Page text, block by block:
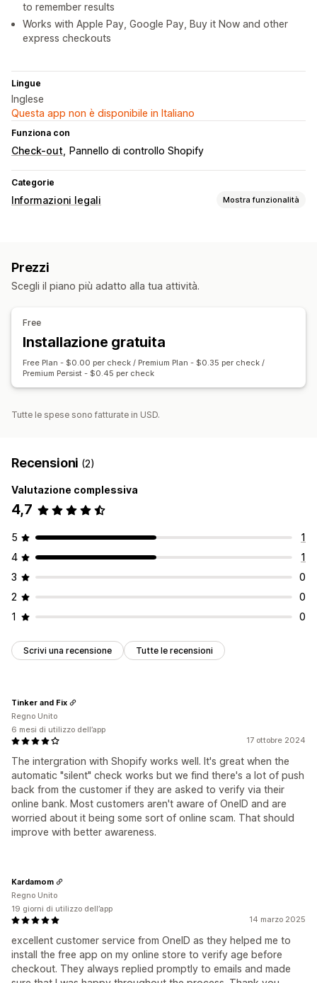
to remember results
Works with Apple Pay, Google Pay, Buy it Now and other
express checkouts
Lingue
Inglese
Questa app non è disponibile in Italiano
Funziona con
Check-out Pannello di controllo Shopify
Categorie
Informazioni legali Mostra funzionalità
Prezzi
Scegli il piano più adatto alla tua attività.
Free
Installazione gratuita
Free Plan - $0.00 per check / Premium Plan - $0.35 per check /
Premium Persist - $0.45 per check
Tutte le spese sono fatturate in USD.
Recensioni (2)
Valutazione complessiva
4,7
5
1
4
1
3
0
2
0
1
0
Scrivi una recensione Tutte le recensioni
17 ottobre 2024
The intergration with Shopify works well. It's great when the
automatic "silent" check works but we find there's a lot of push
back from the customer if they are asked to verify via their
online bank. Most customers aren't aware of OneID and are
worried about it being some sort of online scam. That should
improve with better awareness.
Tinker and Fix
Regno Unito
6 mesi di utilizzo dell’app
14 marzo 2025
excellent customer service from OneID as they helped me to
install the free app on my online store to verify age before
checkout. They always replied promptly to emails and made
Kardamom
Regno Unito
19 giorni di utilizzo dell’app